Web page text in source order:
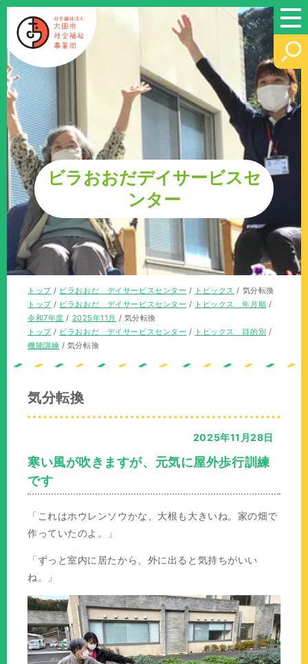
このページの本文へ
ビラおおだデイサービスセ
ンター
現
在
の
位
置：
トップ/ ビラおおだ デイサービスセンター / トピックス / 気分転換
現
在
の
位
トップ/ ビラおおだ デイサービスセンター / トピックス 年月順 /
令和7年度 / 2025年11月 / 気分転換
現
在
トップ/ ビラおおだ デイサービスセンター / トピックス 目的別 /
機能訓練 / 気分転換
気分転換
2025年11月28日
寒い風が吹きますが、元気に屋外歩行訓練
です
「これはホウレンソウかな、大根も大きいね。家の畑で
作っていたのよ。」
「ずっと室内に居たから、外に出ると気持ちがいい
ね。」